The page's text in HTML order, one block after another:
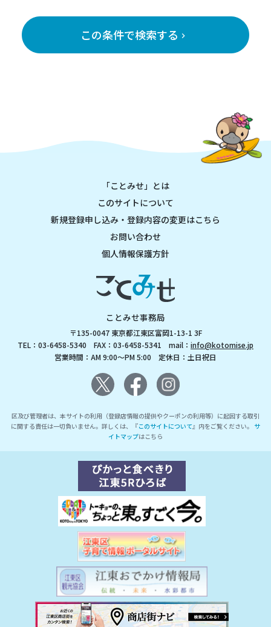
この条件で検索する keyboard_arrow_right
「ことみせ」とは
このサイトについて
新規登録申し込み・登録内容の変更はこちら
お問い合わせ
個人情報保護方針
ことみせ事務局
〒135-0047 東京都江東区富岡1-13-1 3F
TEL：03-6458-5340 FAX：03-6458-5341 mail： info@kotomise.jp
営業時間：AM 9:00～PM 5:00 定休日：土日祝日
区及び管理者は、本サイトの利用（登録店情報の提供やクーポンの利用等）に起因する取引
に関する責任は一切負いません。詳しくは、『このサイトについて』内をご覧ください。 サ
イトマップはこちら